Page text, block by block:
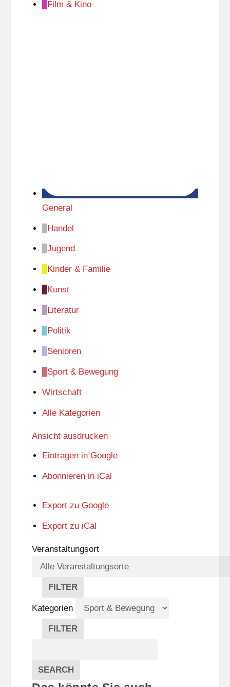
Film & Kino
General
Handel
Jugend
Kinder & Familie
Kunst
Literatur
Politik
Senioren
Sport & Bewegung
Wirtschaft
Alle Kategorien
Ansicht ausdrucken
Eintragen in Google
Abonnieren in iCal
Export zu Google
Export zu iCal
Veranstaltungsort
FILTER
V
E
R
A
A
L
Kategorien
FILTER
E
G
Veranstaltungen
SEARCH